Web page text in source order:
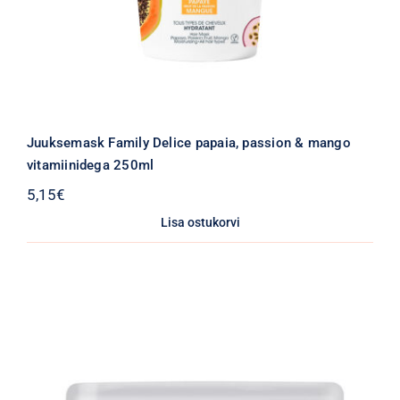
Juuksemask Family Delice papaia, passion & mango
vitamiinidega 250ml
5,15€
Lisa ostukorvi